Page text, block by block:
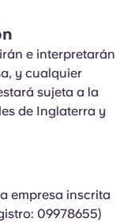
e interpretarán
y cualquier
sujeta a la
de Inglaterra y
empresa inscrita
09978655)